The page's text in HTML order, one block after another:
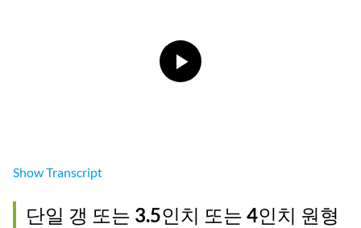
ShowTranscript
단일 갱 또는 3.5인치 또는 4인치 원형